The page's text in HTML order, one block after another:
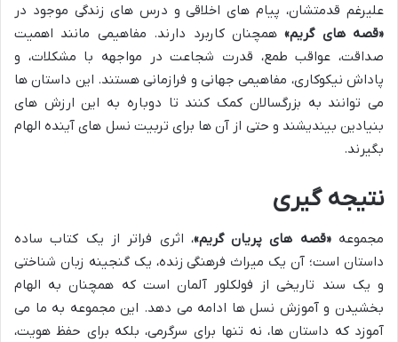
علیرغم قدمتشان، پیام های اخلاقی و درس های زندگی موجود در
«قصه های گریم»همچنان کاربرد دارند. مفاهیمی مانند اهمیت
صداقت، عواقب طمع، قدرت شجاعت در مواجهه با مشکلات، و
پاداش نیکوکاری، مفاهیمی جهانی و فرازمانی هستند. این داستان ها
می توانند به بزرگسالان کمک کنند تا دوباره به این ارزش های
بنیادین بیندیشند و حتی از آن ها برای تربیت نسل های آینده الهام
بگیرند.
نتیجه گیری
مجموعه«قصه های پریان گریم»، اثری فراتر از یک کتاب ساده
داستان است؛ آن یک میراث فرهنگی زنده، یک گنجینه زبان شناختی
و یک سند تاریخی از فولکلور آلمان است که همچنان به الهام
بخشیدن و آموزش نسل ها ادامه می دهد. این مجموعه به ما می
آموزد که داستان ها، نه تنها برای سرگرمی، بلکه برای حفظ هویت،